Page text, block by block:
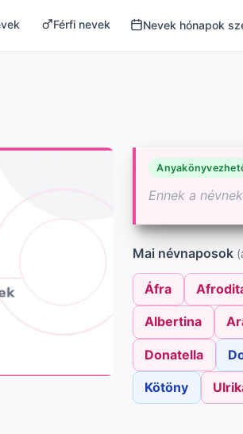
Férfi nevek Nevek hónapok
Ennek a
Mai névnaposok
Áfra
Albertina
Donatella
Kötöny